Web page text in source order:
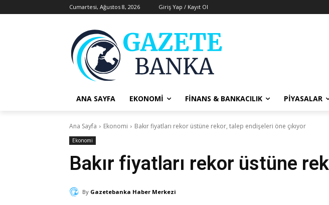
Cumartesi, Ağustos 8, 2026 Giriş Yap / Kayıt Ol
ANA SAYFA EKONOMI FINANS & BANKACILIK PIYASALAR
Ana Sayfa Ekonomi Bakır fiyatları rekor üstüne rekor, talep endişeleri öne çıkıyor
Ekonomi
Bakır fiyatları rekor üstüne
By Gazetebanka Haber Merkezi